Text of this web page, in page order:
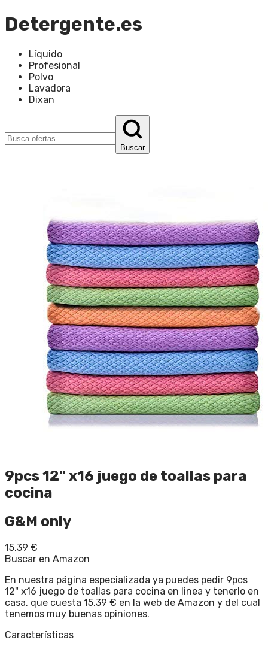
Detergente.es
Líquido
Profesional
Polvo
Lavadora
Dixan
Buscar
9pcs 12" x16 juego de toallas para
cocina
G&M only
15,39 €
Buscar en Amazon
En nuestra página especializada ya puedes pedir 9pcs
12" x16 juego de toallas para cocina en linea y tenerlo en
casa, que cuesta 15,39 € en la web de Amazon y del cual
tenemos muy buenas opiniones.
Características